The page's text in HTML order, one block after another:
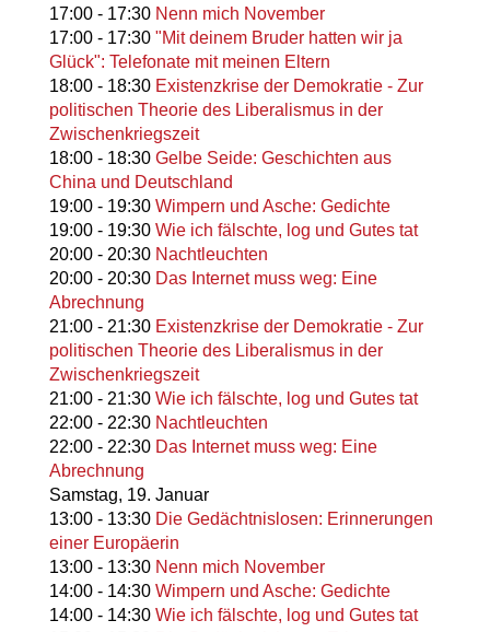
17:00- 17:30 Nenn mich November
17:00- 17:30 "Mit deinem Bruder hatten wir ja
Glück": Telefonate mit meinen Eltern
18:00- 18:30 Existenzkrise der Demokratie - Zur
politischen Theorie des Liberalismus in der
Zwischenkriegszeit
18:00- 18:30 Gelbe Seide: Geschichten aus
China und Deutschland
19:00- 19:30 Wimpern und Asche: Gedichte
19:00- 19:30 Wie ich fälschte, log und Gutes tat
20:00- 20:30 Nachtleuchten
20:00- 20:30 Das Internet muss weg: Eine
Abrechnung
21:00- 21:30 Existenzkrise der Demokratie - Zur
politischen Theorie des Liberalismus in der
Zwischenkriegszeit
21:00- 21:30 Wie ich fälschte, log und Gutes tat
22:00- 22:30 Nachtleuchten
22:00- 22:30 Das Internet muss weg: Eine
Abrechnung
Samstag, 19. Januar
13:00- 13:30 Die Gedächtnislosen: Erinnerungen
einer Europäerin
13:00- 13:30 Nenn mich November
14:00- 14:30 Wimpern und Asche: Gedichte
14:00- 14:30 Wie ich fälschte, log und Gutes tat